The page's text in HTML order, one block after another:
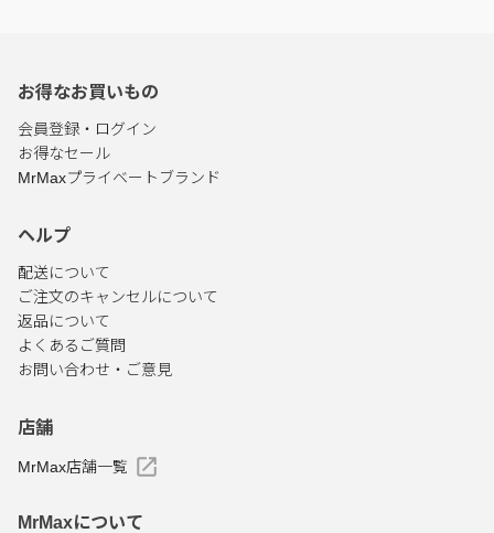
お得なお買いもの
会員登録・ログイン
お得なセール
MrMaxプライベートブランド
ヘルプ
配送について
ご注文のキャンセルについて
返品について
よくあるご質問
お問い合わせ・ご意見
店舗
MrMax店舗一覧
MrMaxについて